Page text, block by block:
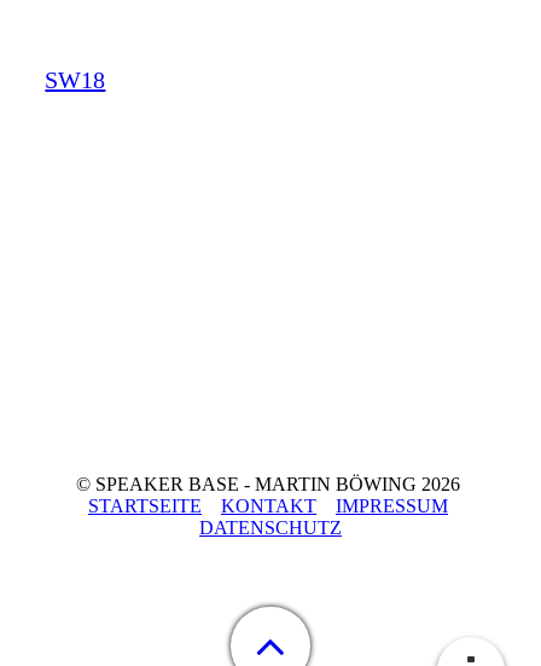
SW18
© SPEAKER BASE - MARTIN BÖWING 2026
STARTSEITE
KONTAKT
IMPRESSUM
DATENSCHUTZ